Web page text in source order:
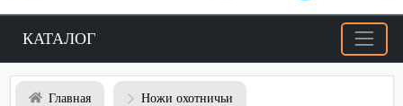
КАТАЛОГ
Главная Ножи охотничьи